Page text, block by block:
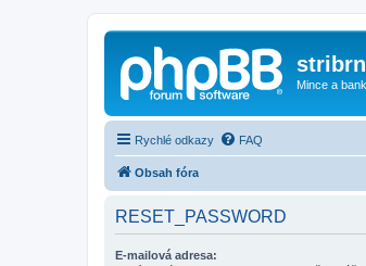
Mince a
Rychlé odkazy FAQ
Obsah fóra
RESET_PASSWORD
E-mailová adresa: